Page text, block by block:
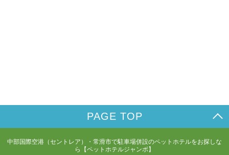
PAGE TOP
中部国際空港（セントレア）・常滑市で駐車場併設のペットホテルをお探しな
ら【ペットホテルジャンボ】